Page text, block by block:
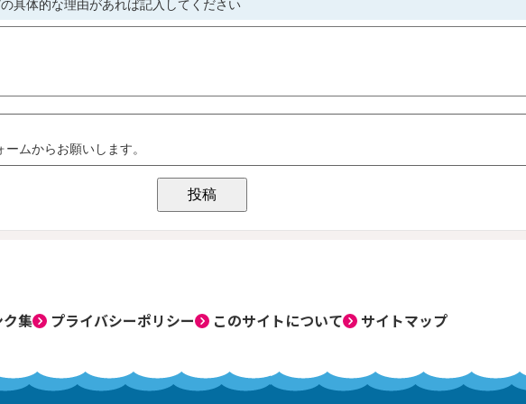
集 プライバシーポリシー このサイトについて サイトマップ